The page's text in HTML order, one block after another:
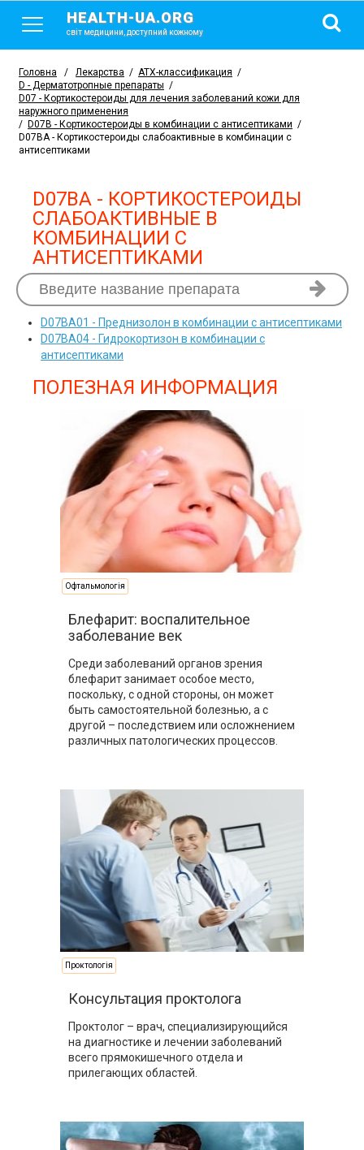
HEALTH-UA.ORG
світ медицини, доступний кожному
Головна / Лекарства / АТХ-классификация /
D - Дерматотропные препараты /
D07 - Кортикостероиды для лечения заболеваний кожи для
наружного применения
/ D07B - Кортикостероиды в комбинации с антисептиками /
D07BA - Кортикостероиды слабоактивные в комбинации с
антисептиками
D07BA - КОРТИКОСТЕРОИДЫ
СЛАБОАКТИВНЫЕ В
КОМБИНАЦИИ С
АНТИСЕПТИКАМИ
D07BA01 - Преднизолон в комбинации с антисептиками
D07BA04 - Гидрокортизон в комбинации с
антисептиками
ПОЛЕЗНАЯ ИНФОРМАЦИЯ
Офтальмологія
Блефарит: воспалительное
заболевание век
Среди заболеваний органов зрения
блефарит занимает особое место,
поскольку, с одной стороны, он может
быть самостоятельной болезнью, а с
другой – последствием или осложнением
различных патологических процессов.
Проктологія
Консультация проктолога
Проктолог – врач, специализирующийся
на диагностике и лечении заболеваний
всего прямокишечного отдела и
прилегающих областей.